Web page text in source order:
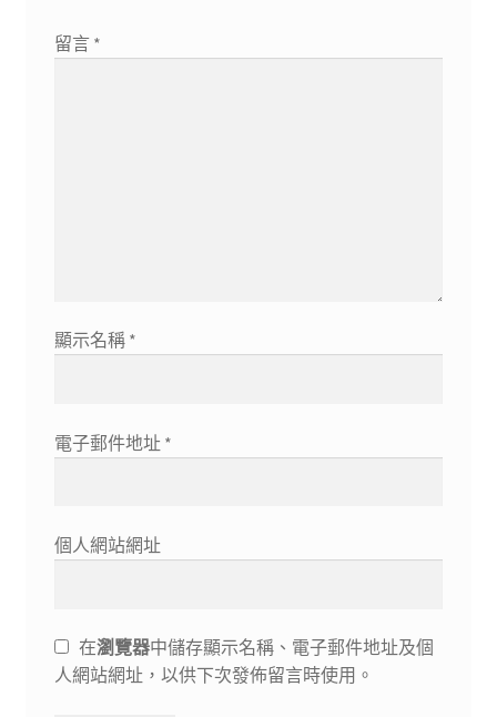
留言 *
顯示名稱 *
電子郵件地址 *
個人網站網址
在瀏覽器中儲存顯示名稱、電子郵件地址及個
人網站網址，以供下次發佈留言時使用。